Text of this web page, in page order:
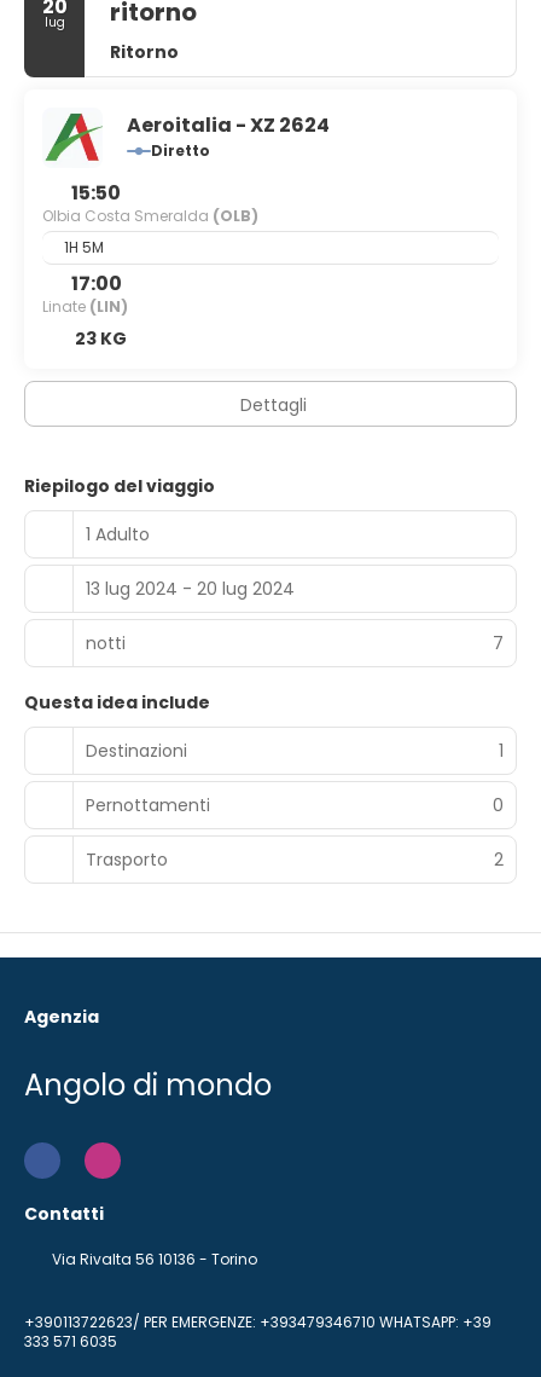
20
lug
ritorno
Ritorno
Aeroitalia - XZ 2624
Diretto
15:50
Olbia Costa Smeralda (OLB)
1H 5M
17:00
Linate (LIN)
23 KG
Dettagli
Riepilogo del viaggio
1 Adulto
13 lug 2024 - 20 lug 2024
notti 7
Questa idea include
Destinazioni
1
Pernottamenti 0
Trasporto 2
Agenzia
Angolo di mondo
Contatti
Via Rivalta 56 10136 - Torino
+390113722623/ PER EMERGENZE: +393479346710 WHATSAPP: +39
333 571 6035